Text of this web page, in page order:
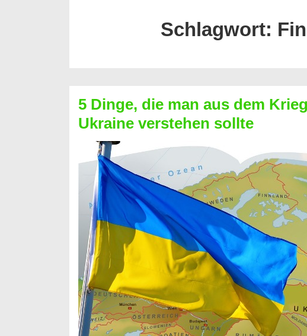
Schlagwort:
5 Dinge, die man aus dem
Ukraine verstehen sollte